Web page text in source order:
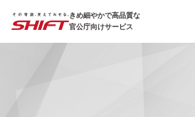
きめ細やかで高品質な
官公庁向けサービス